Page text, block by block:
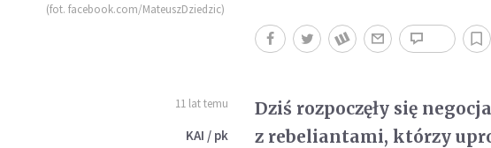
(fot. facebook.com/MateuszDziedzic)
11 lat temu
KAI / pk
Dziś rozpoczęły się
z rebeliantami, którzy